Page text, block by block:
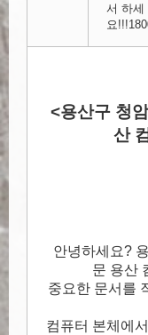
서 하세
요
<용산구 청
산
안녕하세요?
문 용산
중요한 문서를
컴퓨터 본체에